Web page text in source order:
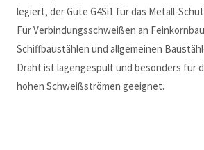
legiert, der Güte G4Si1 für das Metall-
Für Verbindungsschweißen an
Schiffbaustählen und allgemeinen
Draht ist lagengespult und besonders für
hohen Schweißströmen geeignet.